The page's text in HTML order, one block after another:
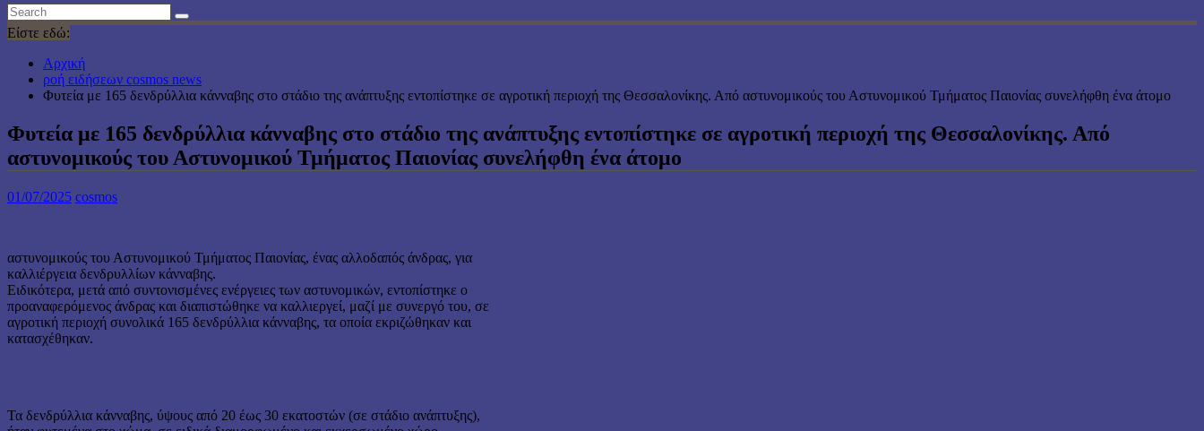
Είστε εδώ:
Αρχική
ροή ειδήσεων cosmos news
Φυτεία με 165 δενδρύλλια κάνναβης στο στάδιο της ανάπτυξης εντοπίστηκε σε αγροτική περιοχή της Θεσσαλονίκης. Από αστυνομικούς του Αστυνομικού Τμήματος Παιονίας συνελήφθη ένα άτομο
Φυτεία με 165 δενδρύλλια κάνναβης στο στάδιο της ανάπτυξης εντοπίστηκε σε αγροτική περιοχή της Θεσσαλονίκης. Από
αστυνομικούς του Αστυνομικού Τμήματος Παιονίας συνελήφθη ένα άτομο
01/07/2025 cosmos
αστυνομικούς του Αστυνομικού Τμήματος Παιονίας, ένας αλλοδαπός άνδρας, για
καλλιέργεια δενδρυλλίων κάνναβης.
Ειδικότερα, μετά από συντονισμένες ενέργειες των αστυνομικών, εντοπίστηκε ο
προαναφερόμενος άνδρας και διαπιστώθηκε να καλλιεργεί, μαζί με συνεργό του, σε
αγροτική περιοχή συνολικά 165 δενδρύλλια κάνναβης, τα οποία εκριζώθηκαν και
κατασχέθηκαν.
Τα δενδρύλλια κάνναβης, ύψους από 20 έως 30 εκατοστών (σε στάδιο ανάπτυξης),